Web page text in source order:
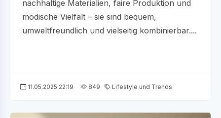
nachhaltige Materialien, faire Produktion und
modische Vielfalt – sie sind bequem,
umweltfreundlich und vielseitig kombinierbar....
11.05.2025 22:19 849 Lifestyle und Trends